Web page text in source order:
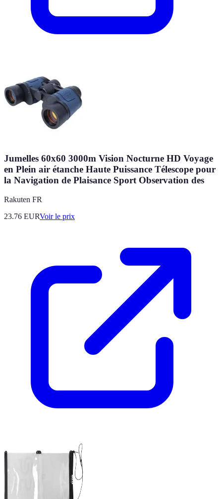
Jumelles 60x60 3000m Vision Nocturne HD Voyage
en Plein air étanche Haute Puissance Télescope pour
la Navigation de Plaisance Sport Observation des
Rakuten FR
23.76 EURVoir le prix